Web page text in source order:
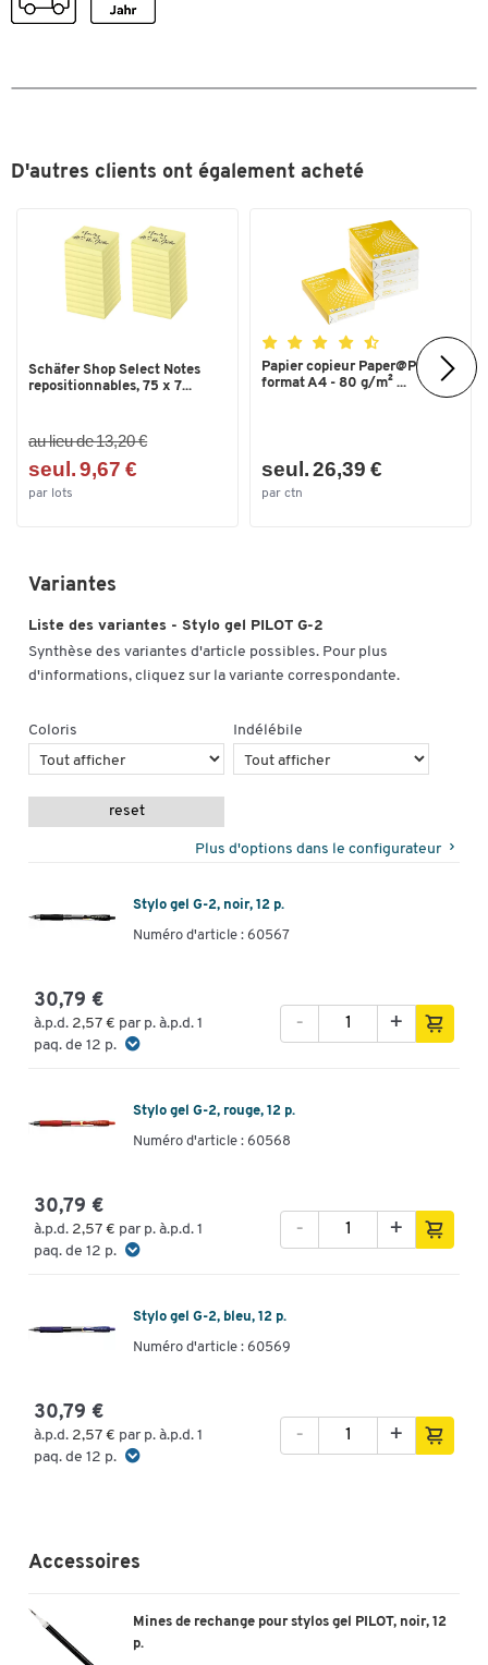
Séchage rapide
Couleurs
Dimensions
D'autres clients ont également acheté
Schäfer Shop Select Notes
repositionnables, 75 x 7...
au lieu de 13,20 €
seul. 9,67 €
par lots
Papier copieur Paper@Print -
format A4 - 80 g/m² ...
seul. 26,39 €
par ctn
Variantes
Liste des variantes - Stylo gel PILOT G-2
Synthèse des variantes d'article possibles. Pour plus
d'informations, cliquez sur la variante correspondante.
Coloris Indélébile
reset
Plus d'options dans le configurateur
Stylo gel G-2, noir, 12 p.
Numéro d'article : 60567
30,79 €
à.p.d. 2,57 € par p. à.p.d. 1
paq. de 12 p.
+
-
Stylo gel G-2, rouge, 12 p.
Numéro d'article : 60568
30,79 €
à.p.d. 2,57 € par p. à.p.d. 1
paq. de 12 p.
+
-
Stylo gel G-2, bleu, 12 p.
Numéro d'article : 60569
30,79 €
à.p.d. 2,57 € par p. à.p.d. 1
paq. de 12 p.
+
-
Accessoires
Mines de rechange pour stylos gel PILOT, noir, 12
p.